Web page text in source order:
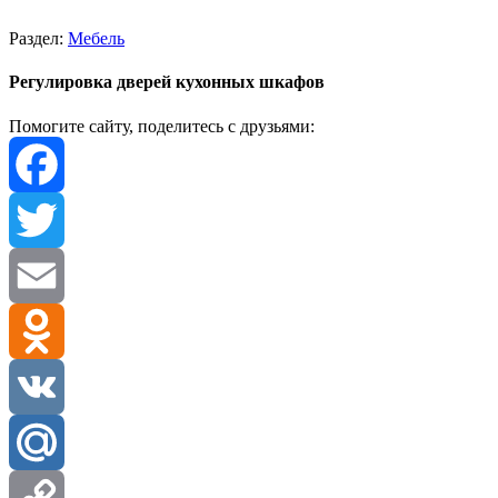
Раздел: Мебель
Регулировка дверей кухонных шкафов
Помогите сайту, поделитесь с друзьями:
Facebook
Twitter
Email
Odnoklassniki
VK